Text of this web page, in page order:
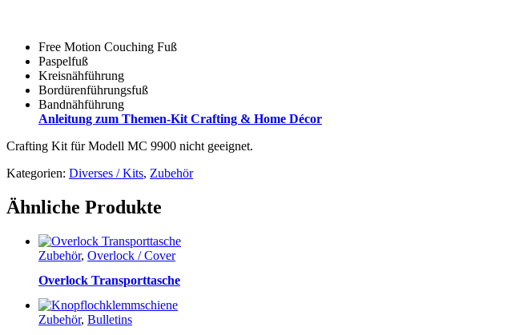
Free Motion Couching Fuß
Paspelfuß
Kreisnähführung
Bordürenführungsfuß
Bandnähführung
Anleitung zum Themen-Kit Crafting & Home Décor
Crafting Kit für Modell MC 9900 nicht geeignet.
Kategorien: Diverses / Kits, Zubehör
Ähnliche Produkte
Zubehör, Overlock / Cover
Overlock Transporttasche
Zubehör, Bulletins